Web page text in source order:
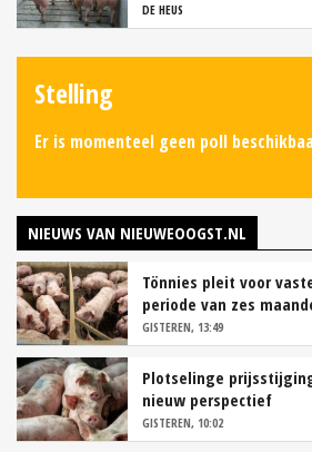
DE HEUS
Stelling
Er is momenteel geen poll
NIEUWS VAN NIEUWEOOGST.NL
Tönnies pleit voor
periode van zes
GISTEREN, 13:49
Plotselinge
nieuw perspectief
GISTEREN, 10:02